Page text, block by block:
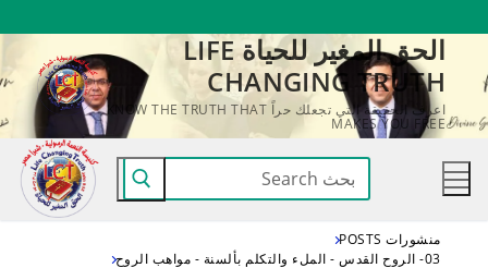
المحتوى
الحق المغير للحياة LIFE
CHANGING TRUTH
اعرف الحقيقة التي تجعلك حراً KNOW THE TRUTH THAT
MAKES YOU FREE
البحث
عن:
منشورات POSTS
03- الروح القدس - الملء والتكلم بألسنة - مواهب الروح